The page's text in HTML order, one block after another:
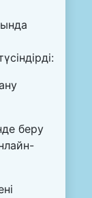
беру